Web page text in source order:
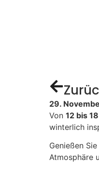
29.
Von 12 bis
winterlich
Genießen
Atmosphäre